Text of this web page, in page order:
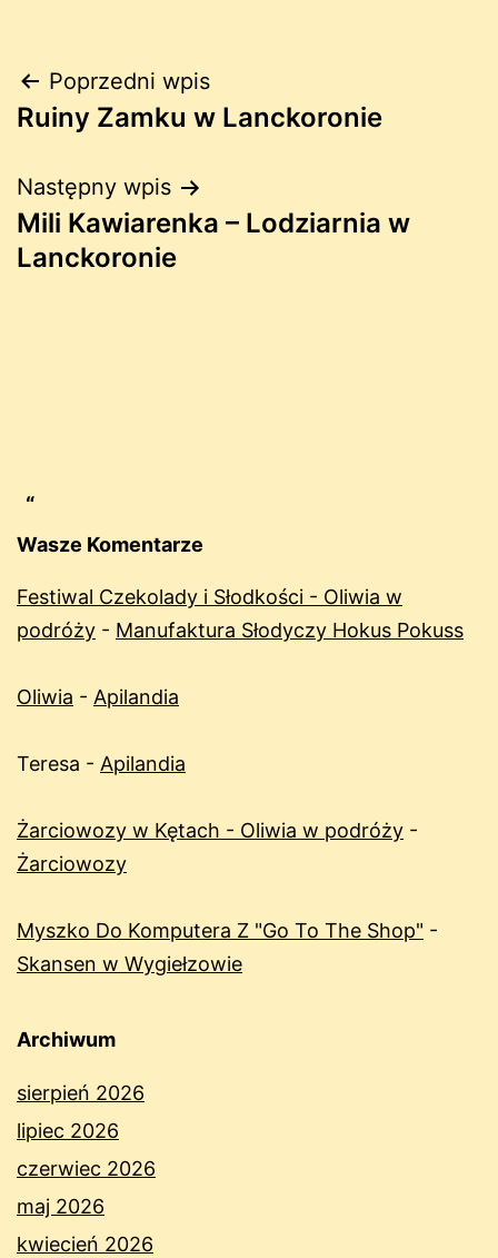
Nawigacja
wpisu
Poprzedni wpis
Ruiny Zamku w Lanckoronie
Następny wpis
Mili Kawiarenka – Lodziarnia w
Lanckoronie
Wasze Komentarze
Festiwal Czekolady i Słodkości - Oliwia w
podróży - Manufaktura Słodyczy Hokus Pokuss
Oliwia - Apilandia
Teresa - Apilandia
Żarciowozy w Kętach - Oliwia w podróży -
Żarciowozy
Myszko Do Komputera Z "Go To The Shop" -
Skansen w Wygiełzowie
Archiwum
sierpień 2026
lipiec 2026
czerwiec 2026
maj 2026
kwiecień 2026